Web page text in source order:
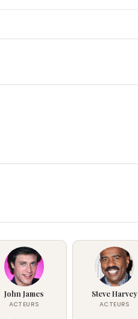
John James
ACTEURS
Steve Harvey
ACTEURS